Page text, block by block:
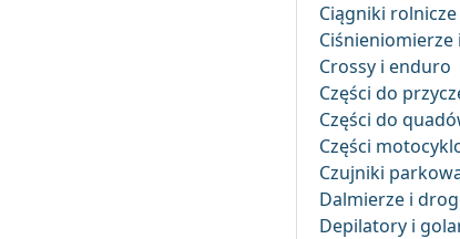
Ciągniki rolnicze
Ciśnieniomierze
Crossy i enduro
Części do
Części do
Części
Czujniki
Dalmierze i
Depilatory i